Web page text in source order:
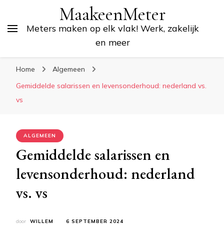
MaakeenMeter
Meters maken op elk vlak! Werk, zakelijk
en meer
Home
Algemeen
Gemiddelde salarissen en levensonderhoud: nederland vs.
vs
ALGEMEEN
Gemiddelde salarissen en
levensonderhoud: nederland
vs. vs
door WILLEM
6 SEPTEMBER 2024